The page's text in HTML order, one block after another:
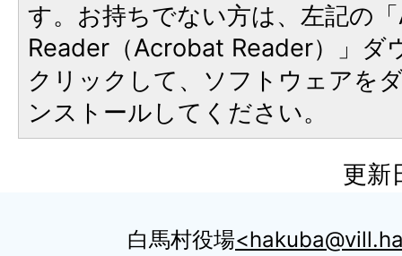
す。お持ちでない方は、左記の
Reader（Acrobat Reader）」ダ
クリックして、ソフトウェアを
ンストールしてください。
更新
白馬村役場